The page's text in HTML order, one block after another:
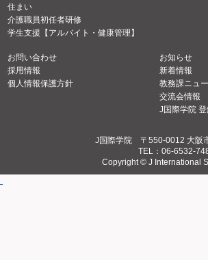
住まい
介護職員初任者研修
学生支援【アルバイト・健康管理】
お問い合わせ
採用情報
個人情報保護方針
お知らせ
新着情報
教務課ニュ
交流会情報
J国際学院
J国際学院 〒550-0012 大阪
TEL：06-6532-
Copyright © J International